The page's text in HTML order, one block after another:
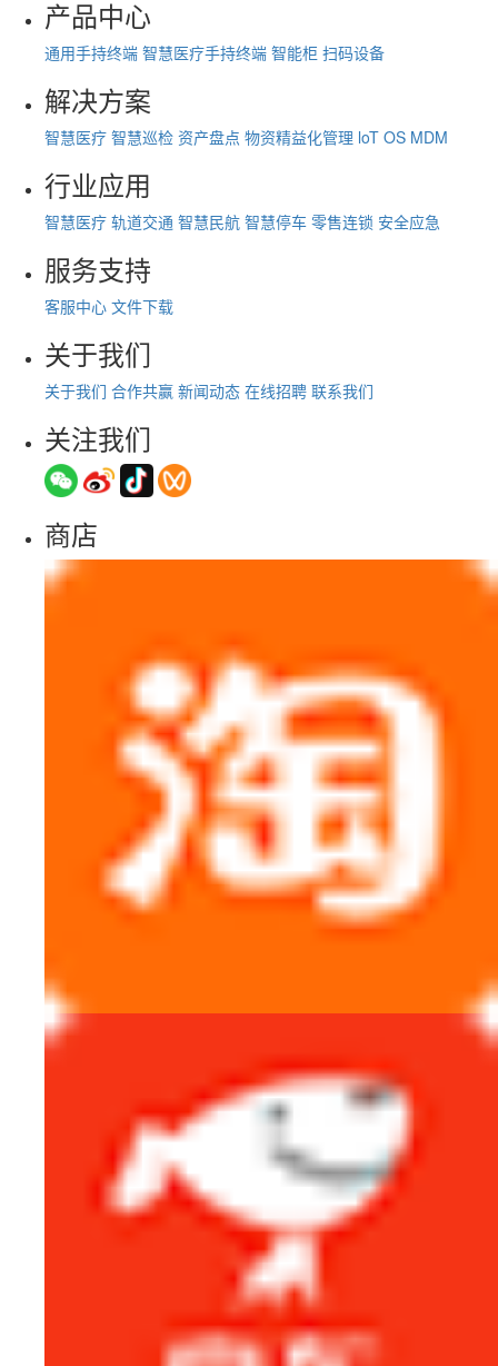
产品中心
通用手持终端 智慧医疗手持终端 智能柜 扫码设备
解决方案
智慧医疗 智慧巡检 资产盘点 物资精益化管理 loT OS MDM
行业应用
智慧医疗 轨道交通 智慧民航 智慧停车 零售连锁 安全应急
服务支持
客服中心 文件下载
关于我们
关于我们 合作共赢 新闻动态 在线招聘 联系我们
关注我们
商店